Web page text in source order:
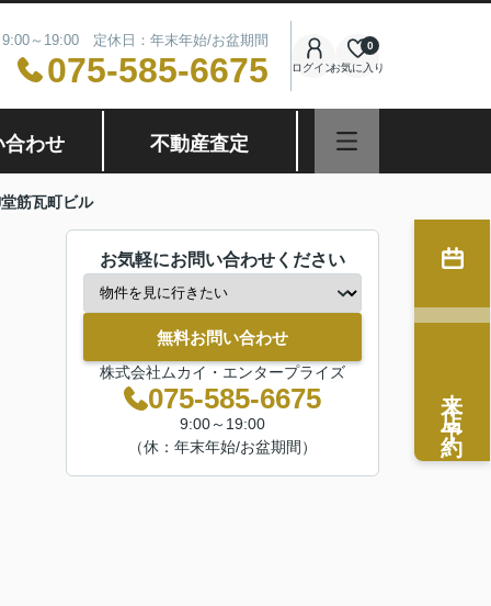
～19:00 定休日：年末年始/お盆期間
075-585-6675 ログインお気に入り
0
合わせ 不動産査定
筋瓦町ビル
お気軽にお問い合わせください
無料お問い合わせ
株式会社ムカイ・エンタープライズ
075-585-6675
9:00～19:00
（休：年末年始/お盆期間）
来店予約